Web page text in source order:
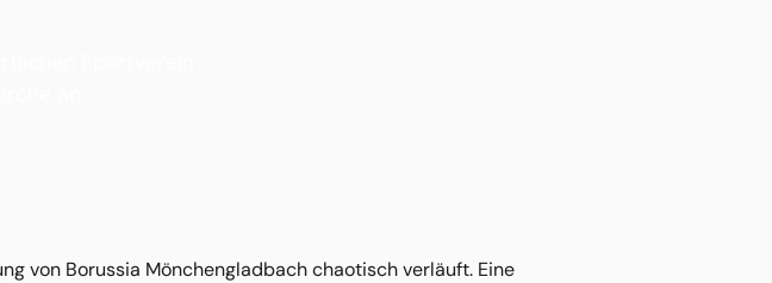
von Borussia Mönchengladbach chaotisch verläuft. Eine